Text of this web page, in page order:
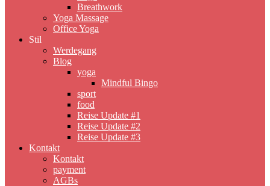
Breathwork
Yoga Massage
Office Yoga
Stil
Werdegang
Blog
yoga
Mindful Bingo
sport
food
Reise Update #1
Reise Update #2
Reise Update #3
Kontakt
Kontakt
payment
AGBs